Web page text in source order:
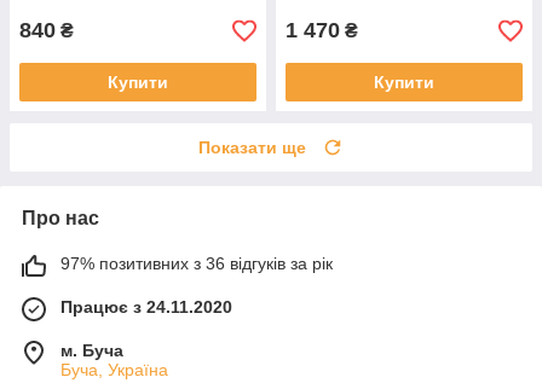
840 ₴
Купити
1 470 ₴
Купити
Показати ще
Про нас
97% позитивних з 36 відгуків за рік
Працює з 24.11.2020
м. Буча
Буча, Україна